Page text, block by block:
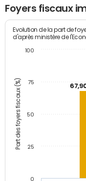
Foyers fiscaux
Part des foyers fiscaux (%)
Evolution de la part de
d'après ministère de
0
25
50
75
100